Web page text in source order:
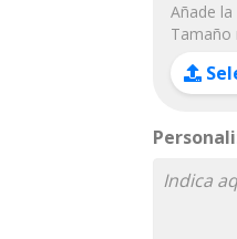
Añade
Tamaño